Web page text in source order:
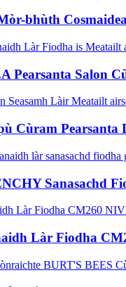
bhùth
Pearsanta Salon
Cùram Pearsanta
Sanasachd
Làr Fiodha